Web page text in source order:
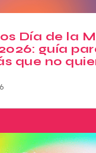
Día de la
guía
que no